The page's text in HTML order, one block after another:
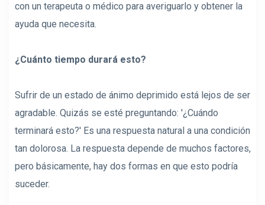
con un terapeuta o médico para averiguarlo y obtener la
ayuda que necesita.
¿Cuánto tiempo durará esto?
Sufrir de un estado de ánimo deprimido está lejos de ser
agradable. Quizás se esté preguntando: '¿Cuándo
terminará esto?' Es una respuesta natural a una condición
tan dolorosa. La respuesta depende de muchos factores,
pero básicamente, hay dos formas en que esto podría
suceder.